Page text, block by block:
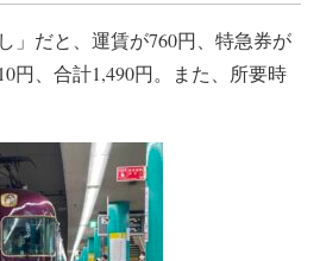
」だと、運賃が760円、特急券が
円、合計1,490円。また、所要時